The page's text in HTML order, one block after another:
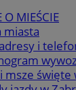
O MIEŚCIE
miasta
i
msze święte